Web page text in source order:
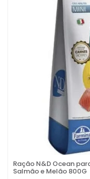
Ração N&D Ocean
Salmão e Melão 800G